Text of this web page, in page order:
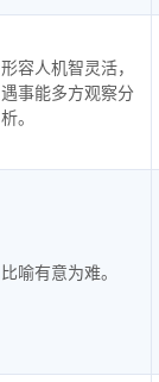
形容人机智灵活，
遇事能多方观察分
析。
比喻有意为难。